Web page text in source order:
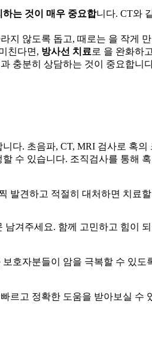
는 것이 매우 중요합니다. CT와
지 않도록 돕고, 때로는 을 작게
친다면, 방사선 치료 로 을 완화하
충분히 상담하는 것이 중요합니
니다. 초음파, CT, MRI 검사로 혹
수 있습니다. 조직검사를 통해 혹
발견하고 적절히 대처하면 치료
겨주세요. 함께 고민하고 힘이
호자분들이 암을 극복할 수 있도
르고 정확한 도움을 받아보실 수